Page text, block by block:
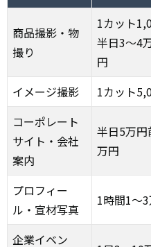
商品撮影・物
撮り
1カット
半日3〜4
円
イメージ撮影
1カット
コーポレート
サイト・会社
案内
半日5万
万円
プロフィー
ル・宣材写真
1時間1〜
企業イベン